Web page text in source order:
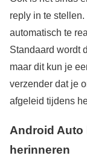
reply in te
automatisch te
Standaard wordt
maar dit kun je
verzender dat je
afgeleid tijdens
Android Auto
herinneren